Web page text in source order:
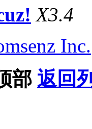
X3.4
Inc.
部 返回